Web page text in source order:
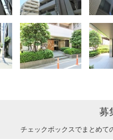
募
チェックボックスでまとめて